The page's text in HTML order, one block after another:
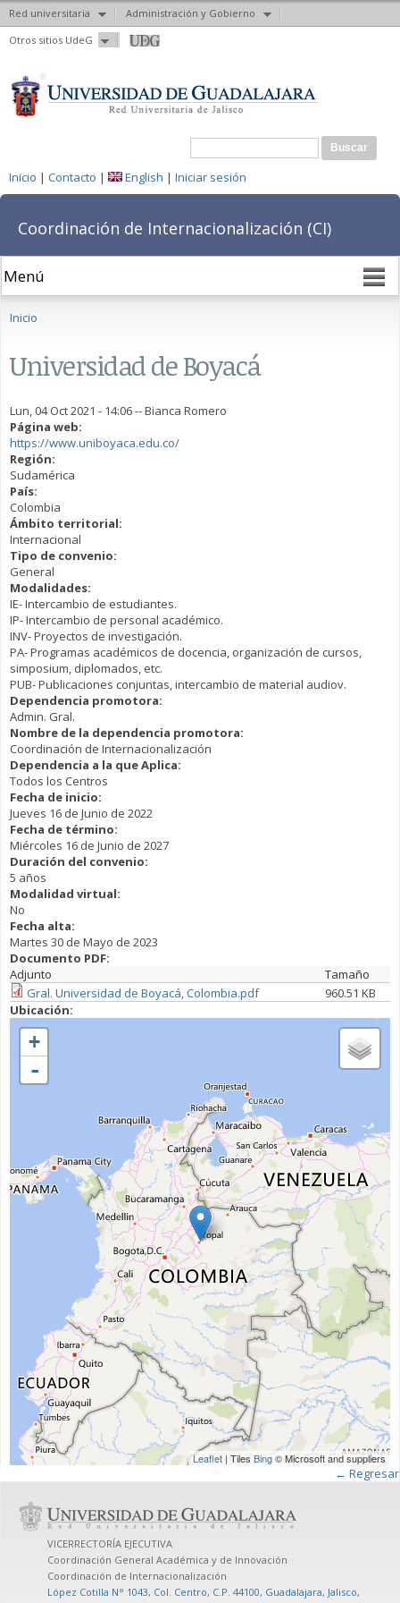
Red universitaria
Administración y Gobierno
Otros sitios UdeG
Pasar al
contenido
Formulario de búsqueda
Buscar
Inicio | Contacto | English | Iniciar sesión
Coordinación de Internacionalización (CI)
Se encuentra usted aquí
Inicio
Universidad de Boyacá
Lun, 04 Oct 2021 - 14:06--Bianca Romero
Página web:
https://www.uniboyaca.edu.co/
Región:
Sudamérica
País:
Colombia
Ámbito territorial:
Internacional
Tipo de convenio:
General
Modalidades:
IE- Intercambio de estudiantes.
IP- Intercambio de personal académico.
INV- Proyectos de investigación.
PA- Programas académicos de docencia, organización de cursos,
simposium, diplomados, etc.
PUB- Publicaciones conjuntas, intercambio de material audiov.
Dependencia promotora:
Admin. Gral.
Nombre de la dependencia promotora:
Coordinación de Internacionalización
Dependencia a la que Aplica:
Todos los Centros
Fecha de inicio:
Jueves 16 de Junio de 2022
Fecha de término:
Miércoles 16 de Junio de 2027
Duración del convenio:
5 años
Modalidad virtual:
No
Fecha alta:
Martes 30 de Mayo de 2023
Documento PDF:
Adjunto
Tamaño
Gral. Universidad de Boyacá, Colombia.pdf
960.51 KB
Ubicación:
+
-
Leaflet | Tiles Bing© Microsoft and suppliers
← Regresar
VICERRECTORÍA EJECUTIVA
Coordinación General Académica y de Innovación
Coordinación de Internacionalización
López Cotilla N° 1043, Col. Centro, C.P. 44100, Guadalajara, Jalisco,